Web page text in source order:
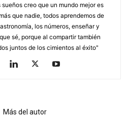
creo que un mundo mejor es
que nadie, todos aprendemos de
los números, enseñar y
sé, porque al compartir también
juntos de los cimientos al éxito"
Más del autor